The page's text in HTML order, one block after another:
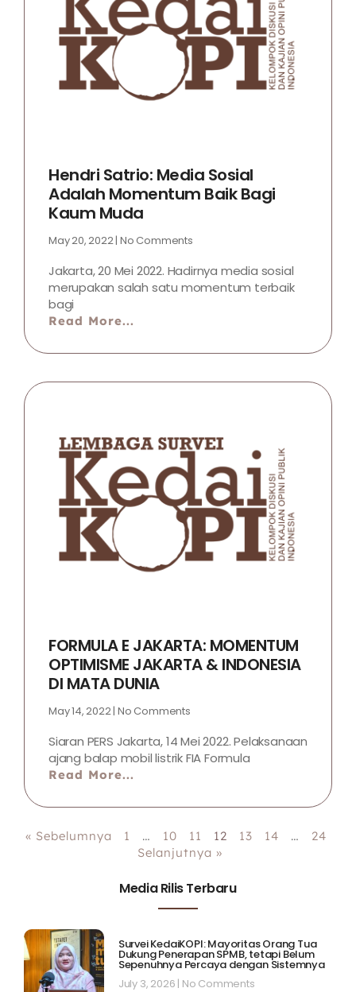
Hendri Satrio: Media Sosial
Adalah Momentum Baik Bagi
Kaum Muda
May 20, 2022 No Comments
Jakarta, 20 Mei 2022. Hadirnya media sosial
merupakan salah satu momentum terbaik
bagi
Read More...
FORMULA E JAKARTA: MOMENTUM
OPTIMISME JAKARTA & INDONESIA
DI MATA DUNIA
May 14, 2022 No Comments
Siaran PERS Jakarta, 14 Mei 2022. Pelaksanaan
ajang balap mobil listrik FIA Formula
Read More...
« Sebelumnya 1 … 10 11 12 13 14 …
24
Selanjutnya »
Media Rilis Terbaru
Survei KedaiKOPI: Mayoritas Orang Tua
Dukung Penerapan SPMB, tetapi Belum
Sepenuhnya Percaya dengan Sistemnya
July 3, 2026 No Comments